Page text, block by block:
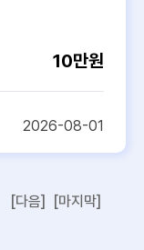
10만원
2026-08-01
[다음] [마지막]